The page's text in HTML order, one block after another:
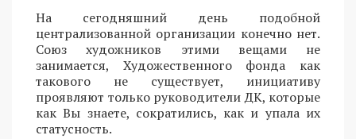
На сегодняшний день подобной
централизованной организации конечно нет.
Союз художников этими вещами не
занимается, Художественного фонда как
такового не существует, инициативу
проявляют только руководители ДК, которые
как Вы знаете, сократились, как и упала их
статусность.